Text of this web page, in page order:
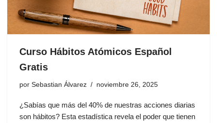
Curso Hábitos Atómicos Español
Gratis
por Sebastian Álvarez noviembre 26, 2025
¿Sabías que más del 40% de nuestras acciones diarias
son hábitos? Esta estadística revela el poder que tienen